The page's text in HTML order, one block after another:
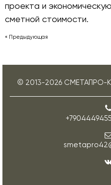
проекта и
сметной стоимости.
« Предыдующая
© 2013-2026 СМЕТАПРО-